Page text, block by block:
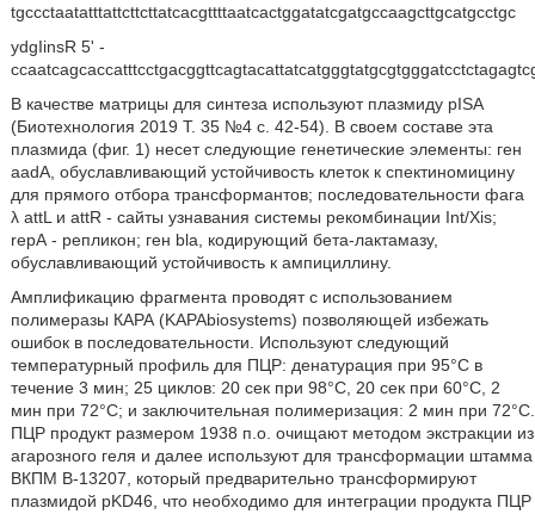
tgccctaatatttattcttcttatcacgttttaatcactggatatcgatgccaagcttgcatgcctgc
ydgIinsR 5' -
В качестве матрицы для синтеза используют плазмиду pISA
(Биотехнология 2019 Т. 35 №4 с. 42-54). В своем составе эта
плазмида (фиг. 1) несет следующие генетические элементы: ген
aadA, обуславливающий устойчивость клеток к спектиномицину
для прямого отбора трансформантов; последовательности фага
λ attL и attR - сайты узнавания системы рекомбинации Int/Xis;
rерА - репликон; ген bla, кодирующий бета-лактамазу,
обуславливающий устойчивость к ампициллину.
Амплификацию фрагмента проводят с использованием
полимеразы КАРА (KAPAbiosystems) позволяющей избежать
ошибок в последовательности. Используют следующий
температурный профиль для ПЦР: денатурация при 95°С в
течение 3 мин; 25 циклов: 20 сек при 98°С, 20 сек при 60°С, 2
мин при 72°С; и заключительная полимеризация: 2 мин при 72°С.
ПЦР продукт размером 1938 п.о. очищают методом экстракции из
агарозного геля и далее используют для трансформации штамма
ВКПМ В-13207, который предварительно трансформируют
плазмидой pKD46, что необходимо для интеграции продукта ПЦР